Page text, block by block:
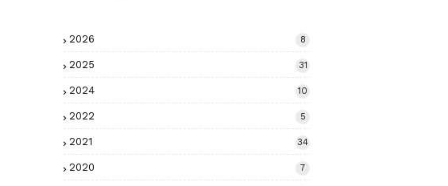
2026 8
2025 31
2024 10
2022 5
2021 34
2020 7